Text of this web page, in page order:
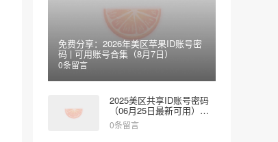
免费分享：2026年美区苹果ID账号密
码 | 可用账号合集（8月7日）
0条留言
2025美区共享ID账号密码
（06月25日最新可用）免
费登录App Store
0条留言